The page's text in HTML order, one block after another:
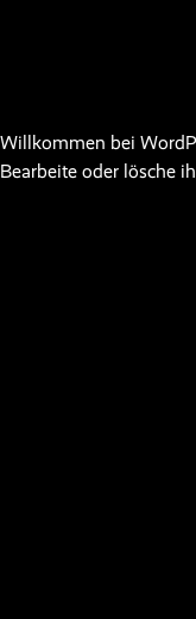
Willkommen bei
Bearbeite oder lösche